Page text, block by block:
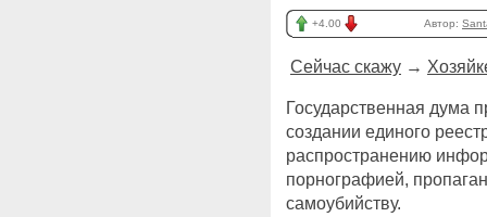
+4.00 Автор:
Сейчас скажу →
Государственная дума
создании единого
распространению
порнографией,
самоубийству.